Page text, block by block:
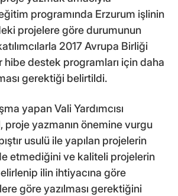
programında Erzurum işlinin
projelere göre durumunun
2017 Avrupa Birliği
hibe destek programları için daha
gerektiği belirtildi.
yapan Vali Yardımcısı
proje yazmanın önemine vurgu
usulü ile yapılan projelerin
etmediğini ve kaliteli projelerin
ilin ihtiyacına göre
göre yazılması gerektiğini